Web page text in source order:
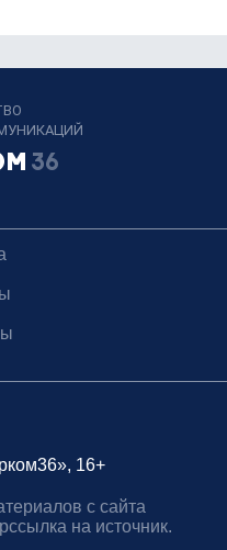
16+
с сайта
на источник.